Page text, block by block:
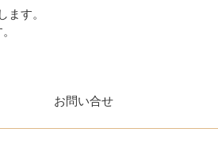
す。
お問い合せ